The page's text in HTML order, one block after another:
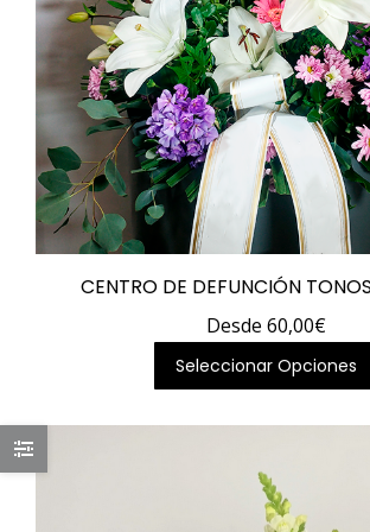
CENTRO DE DEFUNCIÓN
Desde 60,00€
Seleccionar Opciones